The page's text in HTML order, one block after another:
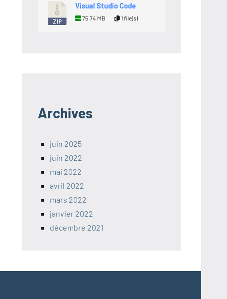
Visual Studio Code
75.74 MB 1 file(s)
Archives
juin 2025
juin 2022
mai 2022
avril 2022
mars 2022
janvier 2022
décembre 2021